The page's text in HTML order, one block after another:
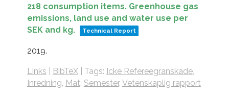
218 consumption items. Greenhouse gas
emissions, land use and water use per
SEK and kg.
Technical Report
2019.
Links BibTeX| Tags: Icke Refereegranskade,
Inredning, Mat, Semester, Vetenskaplig rapport